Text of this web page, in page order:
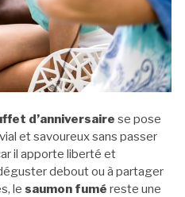
d’anniversaire se pose
et savoureux sans passer
il apporte liberté et
debout ou à partager
le saumon fumé reste une